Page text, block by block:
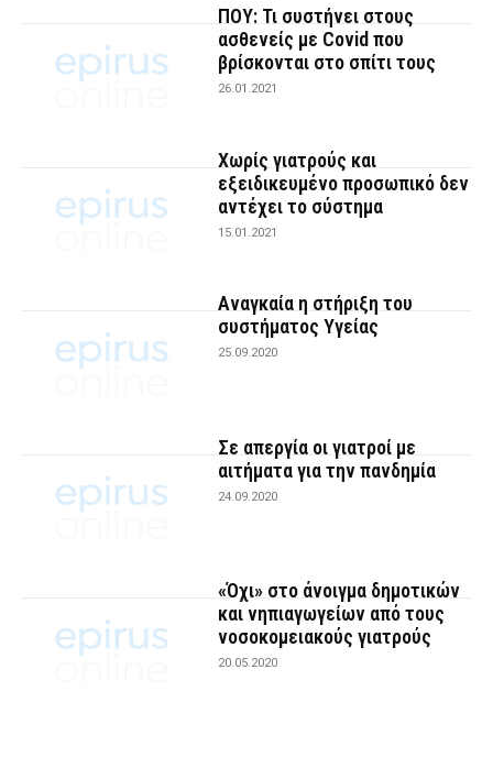
ΠΟΥ: Τι συστήνει στους
ασθενείς με Covid που
βρίσκονται στο σπίτι τους
26.01.2021
Χωρίς γιατρούς και
εξειδικευμένο προσωπικό δεν
αντέχει το σύστημα
15.01.2021
Αναγκαία η στήριξη του
συστήματος Υγείας
25.09.2020
Σε απεργία οι γιατροί με
αιτήματα για την πανδημία
24.09.2020
«Όχι» στο άνοιγμα δημοτικών
και νηπιαγωγείων από τους
νοσοκομειακούς γιατρούς
20.05.2020